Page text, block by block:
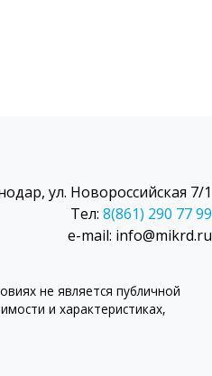
ул. Новороссийская 7/1
Тел: 8(861) 290 77 99
e-mail: info@mikrd.ru
не является публичной
и характеристиках,